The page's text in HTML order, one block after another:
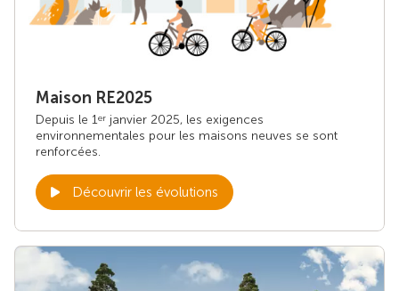
Maison RE2025
Depuis le 1er janvier 2025, les exigences
environnementales pour les maisons neuves se sont
renforcées.
Découvrir les évolutions